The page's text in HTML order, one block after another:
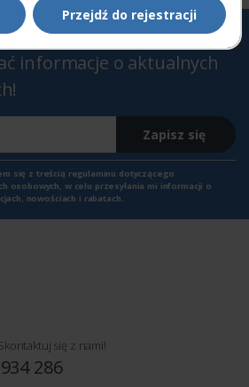
Przejdź do rejestracji
Newslettera, aby
informacje o aktualnych
Zapisz się
się z treścią regulaminu dotyczącego
osobowych, w celu przesyłania mi informacji o
nowościach i rabatach.
się z nami!
286